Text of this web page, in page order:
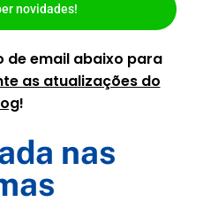
novidades!
de email abaixo para
as atualizações do
!
nas